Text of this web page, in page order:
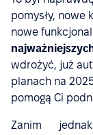
pomysły, nowe
nowe
wdrożyć, już
planach na
pomogą Ci
Zanim